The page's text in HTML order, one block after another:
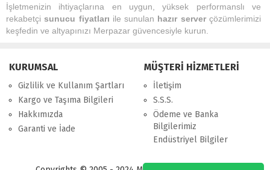
İşletmenizin ihtiyaçlarına en uygun, yüksek performanslı ve
rekabetçisunucu fiyatları ile sunulan hazır serverçözümlerimizi
keşfedin ve altyapınızı Merpazar güvencesiyle kurun.
KURUMSAL
Gizlilik ve Kullanım Şartları
Kargo ve Taşıma Bilgileri
Hakkımızda
Garanti ve İade
MÜŞTERİ HİZMETLERİ
İletişim
S.S.S.
Ödeme ve Banka
Bilgilerimiz
Endüstriyel Bilgiler